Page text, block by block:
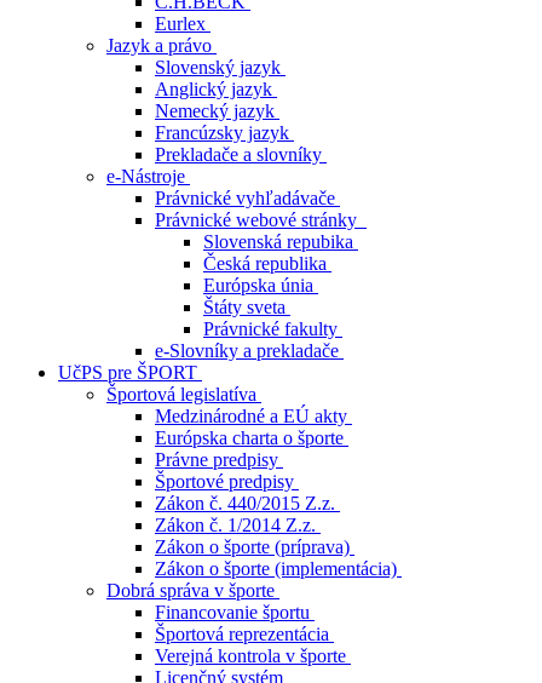
Eurlex
Jazyk a právo
Slovenský jazyk
Anglický jazyk
Nemecký jazyk
Francúzsky jazyk
Prekladače a slovníky
e-Nástroje
Právnické vyhľadávače
Právnické webové stránky
Slovenská repubika
Česká republika
Európska únia
Štáty sveta
Právnické fakulty
e-Slovníky a prekladače
UčPS pre ŠPORT
Športová legislatíva
Medzinárodné a EÚ akty
Európska charta o športe
Právne predpisy
Športové predpisy
Zákon č. 440/2015 Z.z.
Zákon č. 1/2014 Z.z.
Zákon o športe (príprava)
Zákon o športe (implementácia)
Dobrá správa v športe
Financovanie športu
Športová reprezentácia
Verejná kontrola v športe
Licenčný systém